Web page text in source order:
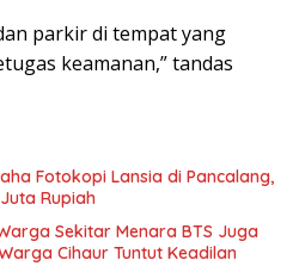
parkir di tempat yang
keamanan,” tandas
Fotokopi Lansia di Pancalang,
Rupiah
Sekitar Menara BTS Juga
Cihaur Tuntut Keadilan